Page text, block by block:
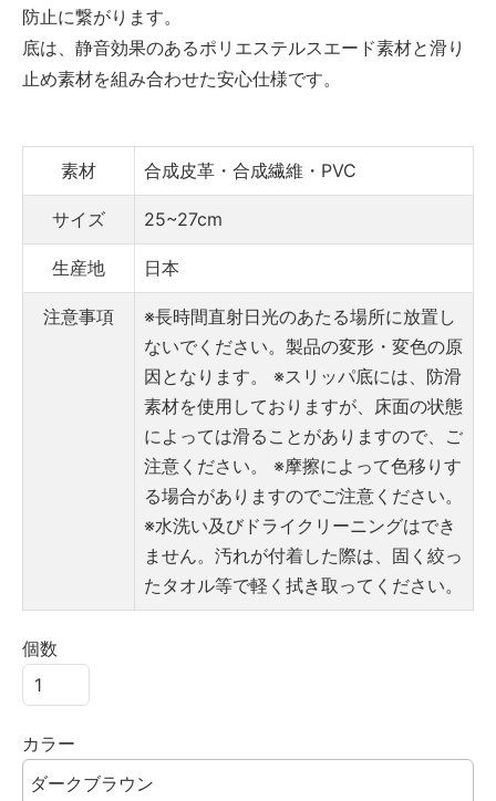
防止に繋がります。
底は、静音効果のあるポリエステルスエード素材と滑り
止め素材を組み合わせた安心仕様です。
素材 合成皮革・合成繊維・PVC
サイズ 25~27cm
生産地 日本
注意事項
※長時間直射日光のあたる場所に放置し
ないでください。製品の変形・変色の原
因となります。
※スリッパ底には、防滑
素材を使用しておりますが、床面の状態
によっては滑ることがありますので、ご
注意ください。
※摩擦によって色移りす
る場合がありますのでご注意ください。
※水洗い及びドライクリーニングはでき
ません。汚れが付着した際は、固く絞っ
たタオル等で軽く拭き取ってください。
個数
カラー